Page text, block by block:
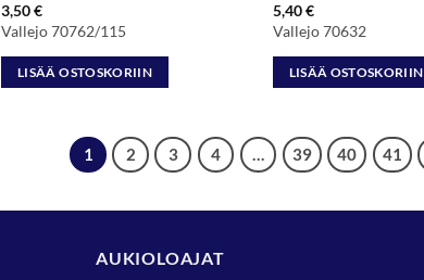
3,50€
Vallejo 70762/115
LISÄÄ OSTOSKORIIN
5,40€
Vallejo 70632
LISÄÄ OSTOSKORIIN
1 2 3 4 … 39 40 41
AUKIOLOAJAT